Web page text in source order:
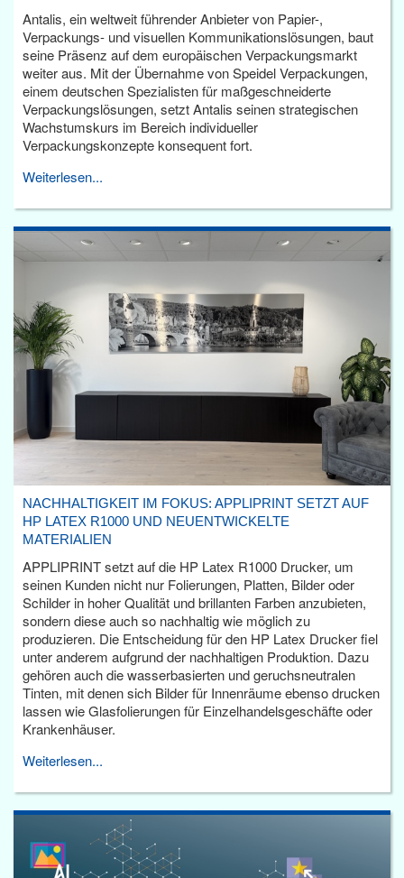
Antalis, ein weltweit führender Anbieter von Papier-,
Verpackungs- und visuellen Kommunikationslösungen, baut
seine Präsenz auf dem europäischen Verpackungsmarkt
weiter aus. Mit der Übernahme von Speidel Verpackungen,
einem deutschen Spezialisten für maßgeschneiderte
Verpackungslösungen, setzt Antalis seinen strategischen
Wachstumskurs im Bereich individueller
Verpackungskonzepte konsequent fort.
Weiterlesen...
NACHHALTIGKEIT IM FOKUS: APPLIPRINT SETZT AUF
HP LATEX R1000 UND NEUENTWICKELTE
MATERIALIEN
APPLIPRINT setzt auf die HP Latex R1000 Drucker, um
seinen Kunden nicht nur Folierungen, Platten, Bilder oder
Schilder in hoher Qualität und brillanten Farben anzubieten,
sondern diese auch so nachhaltig wie möglich zu
produzieren. Die Entscheidung für den HP Latex Drucker fiel
unter anderem aufgrund der nachhaltigen Produktion. Dazu
gehören auch die wasserbasierten und geruchsneutralen
Tinten, mit denen sich Bilder für Innenräume ebenso drucken
lassen wie Glasfolierungen für Einzelhandelsgeschäfte oder
Krankenhäuser.
Weiterlesen...